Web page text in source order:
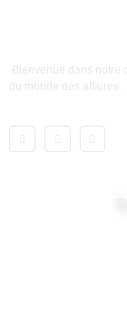
Bienvenue dans notre
du monde des affaires.